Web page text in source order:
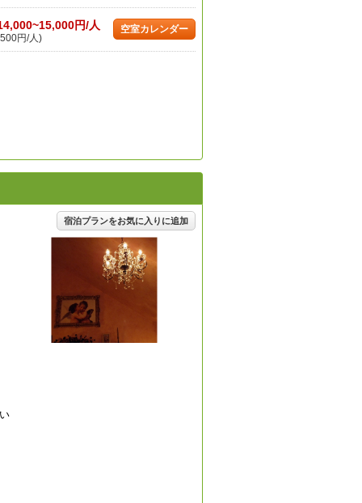
円/人
円/人)
空室カレンダー
宿泊プランをお気に入りに追加